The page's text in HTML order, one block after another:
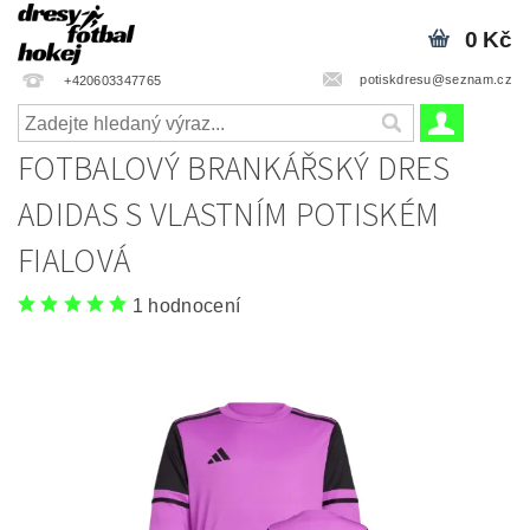
+420603347765 potiskdresu@seznam.cz
0 Kč
FOTBALOVÝ BRANKÁŘSKÝ DRES
ADIDAS S VLASTNÍM POTISKÉM
FIALOVÁ
1 hodnocení